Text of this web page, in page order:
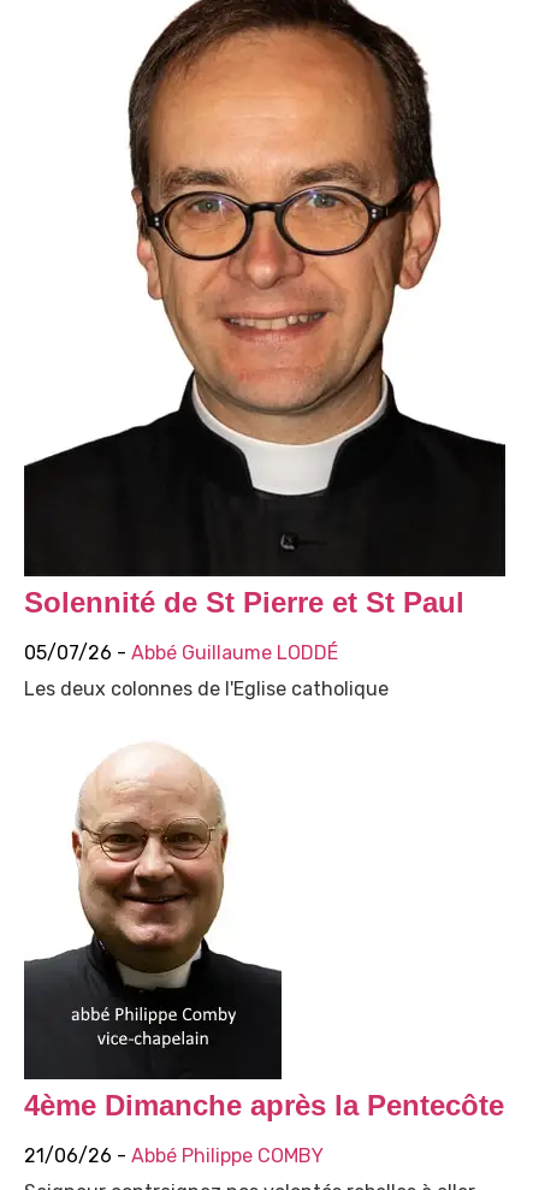
Solennité de St Pierre et St Paul
05/07/26 - Abbé Guillaume LODDÉ
Les deux colonnes de l'Eglise catholique
4ème Dimanche après la Pentecôte
21/06/26 - Abbé Philippe COMBY